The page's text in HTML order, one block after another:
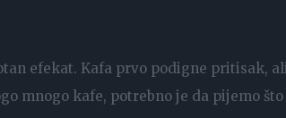
efekat. Kafa prvo podigne pritisak,
mnogo kafe, potrebno je da pijemo